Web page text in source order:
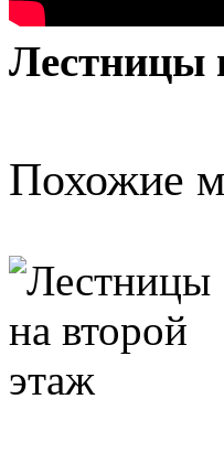
Лестницы
Похожие